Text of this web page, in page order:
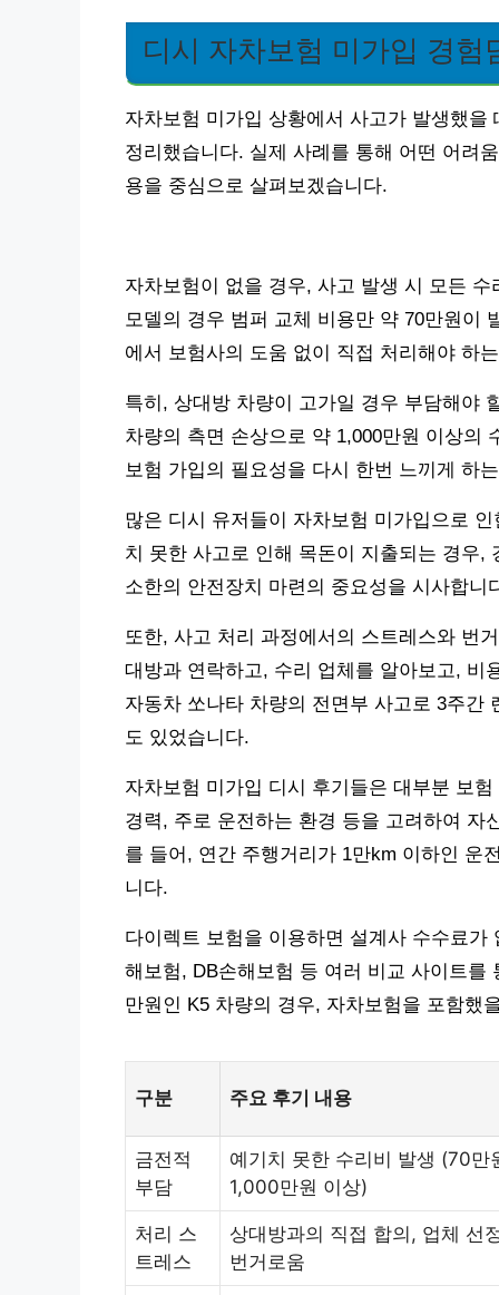
디시 자차보험 미가입 경험
자차보험 미가입 상황에서 사고가 발생했
정리했습니다. 실제 사례를 통해 어떤 어려
용을 중심으로 살펴보겠습니다.
자차보험이 없을 경우, 사고 발생 시 모든
모델의 경우 범퍼 교체 비용만 약 70만원이
에서 보험사의 도움 없이 직접 처리해야 하
특히, 상대방 차량이 고가일 경우 부담해야
차량의 측면 손상으로 약 1,000만원 이상의
보험 가입의 필요성을 다시 한번 느끼게 하
많은 디시 유저들이 자차보험 미가입으로
치 못한 사고로 인해 목돈이 지출되는 경우,
소한의 안전장치 마련의 중요성을 시사합니
또한, 사고 처리 과정에서의 스트레스와 번
대방과 연락하고, 수리 업체를 알아보고, 비
자동차 쏘나타 차량의 전면부 사고로 3주간
도 있었습니다.
자차보험 미가입 디시 후기들은 대부분 보
경력, 주로 운전하는 환경 등을 고려하여 자
를 들어, 연간 주행거리가 1만km 이하인 운
니다.
다이렉트 보험을 이용하면 설계사 수수료
해보험, DB손해보험 등 여러 비교 사이트를
만원인 K5 차량의 경우, 자차보험을 포함했
구분 주요 후기 내용
금전적
부담
예기치 못한 수리비 발생 (70만
1,000만원 이상)
처리 스
트레스
상대방과의 직접 합의, 업체 선
번거로움